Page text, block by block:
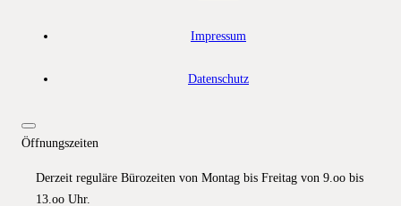
Impressum
Datenschutz
Öffnungszeiten
Derzeit reguläre Bürozeiten von Montag bis Freitag von 9.oo bis
13.oo Uhr.